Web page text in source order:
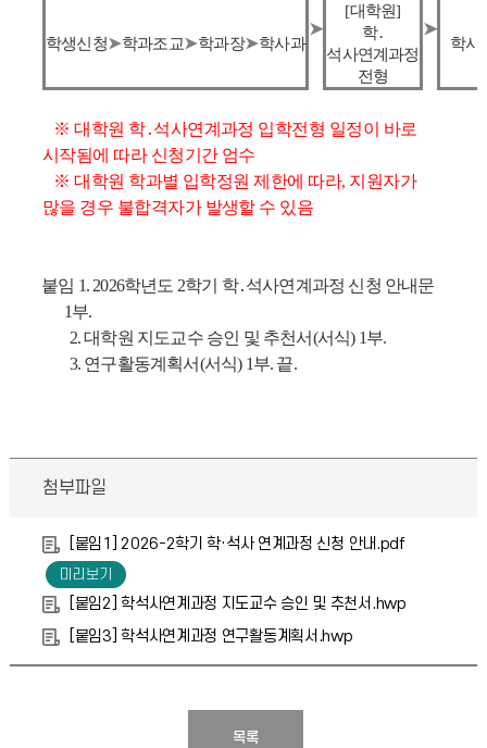
➤ ➤
학생신청➤학과조교➤학과장➤학사과
[대학원]
학․
석사연계과정
전형
학사
※대학원 학․석사연계과정 입학전형 일정이 바로
시작됨에 따라 신청기간 엄수
※대학원 학과별 입학정원 제한에 따라, 지원자가
많을 경우 불합격자가 발생할 수 있음
붙임 1. 2026학년도 2학기 학․석사연계과정 신청 안내문
1부.
2.대학원 지도교수 승인 및 추천서(서식) 1부.
3. 연구활동계획서(서식) 1부. 끝.
첨부파일
[붙임1] 2026-2학기 학·석사 연계과정 신청 안내.pdf
[붙임2] 학석사연계과정 지도교수 승인 및 추천서.hwp
[붙임3] 학석사연계과정 연구활동계획서.hwp
목록